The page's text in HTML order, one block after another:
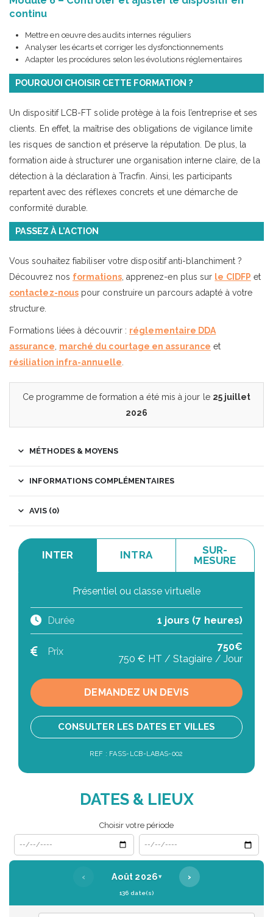
continu
Mettre en œuvre des audits internes réguliers
Analyser les écarts et corriger les dysfonctionnements
Adapter les procédures selon les évolutions réglementaires
POURQUOI CHOISIR CETTE FORMATION ?
Un dispositif LCB-FT solide protège à la fois l’entreprise et ses
clients. En effet, la maîtrise des obligations de vigilance limite
les risques de sanction et préserve la réputation. De plus, la
formation aide à structurer une organisation interne claire, de la
détection à la déclaration à Tracfin. Ainsi, les participants
repartent avec des réflexes concrets et une démarche de
conformité durable.
PASSEZ À L’ACTION
Vous souhaitez fiabiliser votre dispositif anti-blanchiment ?
Découvrez nos formations, apprenez-en plus sur le CIDFP et
contactez-nouspour construire un parcours adapté à votre
structure.
Formations liées à découvrir : réglementaire DDA
assurance marché du courtage en assurance et
résiliation infra-annuelle
Ce programme de formation a été mis à jour le 25 juillet
2026
MÉTHODES & MOYENS
INFORMATIONS COMPLÉMENTAIRES
AVIS (0)
INTER INTRA
SUR-
MESURE
Présentiel ou classe virtuelle
Durée 1 jours (7 heures)
Prix
750€
750 € HT / Stagiaire / Jour
DEMANDEZ UN DEVIS
CONSULTER LES DATES ET VILLES
REF : FASS-LCB-LABAS-002
DATES & LIEUX
Choisir votre période
Date de début
Date de fin
‹ Août 2026▾ ›
136 date(s)